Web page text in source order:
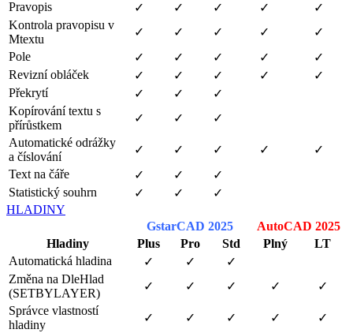
Pravopis ✓ ✓ ✓ ✓
✓
Kontrola pravopisu v
Mtextu
✓ ✓ ✓ ✓
✓
Pole
✓ ✓ ✓ ✓
✓
Revizní obláček
✓ ✓ ✓ ✓
✓
Překrytí
✓ ✓
✓
Kopírování textu s
přírůstkem
✓ ✓
✓
Automatické odrážky
a číslování
✓ ✓ ✓ ✓
✓
Text na čáře
✓ ✓
✓
Statistický souhrn
✓ ✓
✓
HLADINY
GstarCAD 2025
AutoCAD 2025
Hladiny
Plus Pro Std Plný
LT
Automatická hladina
✓ ✓
✓
Změna na DleHlad
(SETBYLAYER)
✓ ✓ ✓ ✓
✓
Správce vlastností
hladiny
✓ ✓ ✓ ✓
✓